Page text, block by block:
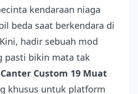
kendaraan niaga
beda saat berkendara di
hadir sebuah mod
pasti bikin mata tak
Canter Custom 19 Muat
khusus untuk platform